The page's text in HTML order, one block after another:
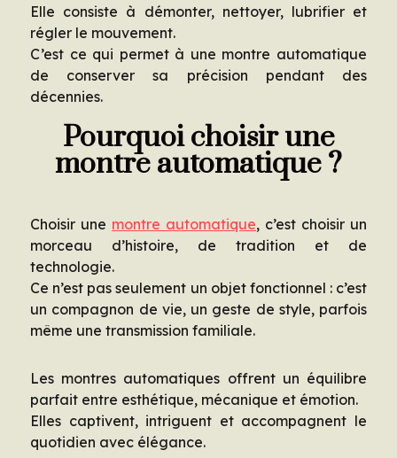
Elle consiste à démonter, nettoyer, lubrifier et
régler le mouvement.
C’est ce qui permet à une montre automatique
de conserver sa précision pendant des
décennies.
Pourquoi choisir une
montre automatique ?
Choisir une montre automatique, c’est choisir un
morceau d’histoire, de tradition et de
technologie.
Ce n’est pas seulement un objet fonctionnel : c’est
un compagnon de vie, un geste de style, parfois
même une transmission familiale.
Les montres automatiques offrent un équilibre
parfait entre esthétique, mécanique et émotion.
Elles captivent, intriguent et accompagnent le
quotidien avec élégance.